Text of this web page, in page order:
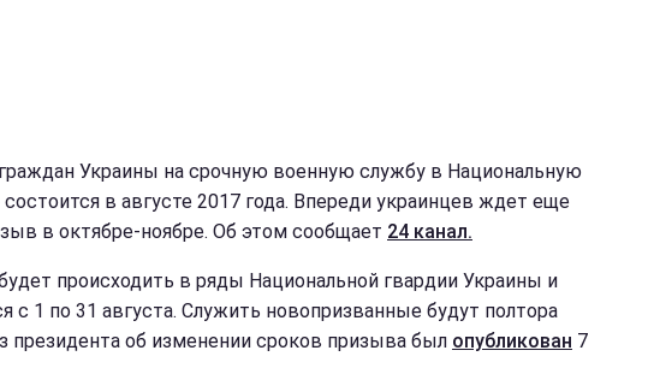
Украины на срочную военную службу в Национальную
в августе 2017 года. Впереди украинцев ждет еще
в октябре-ноябре. Об этом сообщает 24 канал.
происходить в ряды Национальной гвардии Украины и
с 1 по 31 августа. Служить новопризванные будут полтора
президента об изменении сроков призыва был опубликован 7